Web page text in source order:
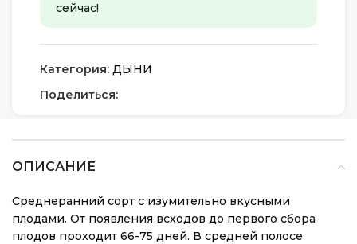
сейчас!
Категория: ДЫНИ
Поделиться:
ОПИСАНИЕ
Среднеранний сорт с изумительно вкусными
плодами. От появления всходов до первого сбора
плодов проходит 66-75 дней. В средней полосе